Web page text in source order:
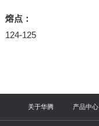
熔点：
124-125
关于华腾 产品中心